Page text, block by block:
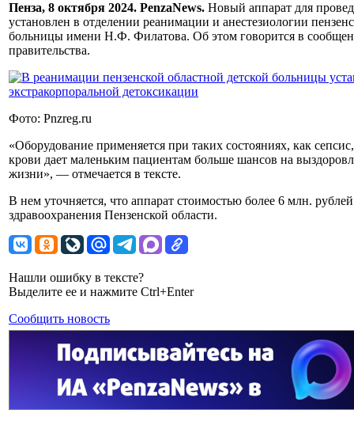
Пенза, 8 октября 2024. PenzaNews. Новый аппарат для
установлен в отделении реанимации и анестезиологии
больницы имени Н.Ф. Филатова. Об этом говорится в
правительства.
Фото: Pnzreg.ru
«Оборудование применяется при таких состояниях, как
крови дает маленьким пациентам больше шансов на
жизни», — отмечается в тексте.
В нем уточняется, что аппарат стоимостью более 6 млн.
здравоохранения Пензенской области.
Нашли ошибку в тексте?
Выделите ее и нажмите Ctrl+Enter
Сообщить новость